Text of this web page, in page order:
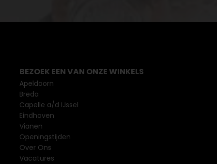
BEZOEK EEN VAN ONZE WINKELS
Apeldoorn
Breda
Capelle a/d IJssel
Eindhoven
Vianen
Openingstijden
Over Ons
Vacatures